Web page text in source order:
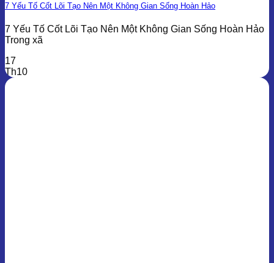
7 Yếu Tố Cốt Lõi Tạo Nên Một Không Gian Sống Hoàn Hảo
7 Yếu Tố Cốt Lõi Tạo Nên Một Không Gian Sống Hoàn Hảo
Trong xã
17
Th10